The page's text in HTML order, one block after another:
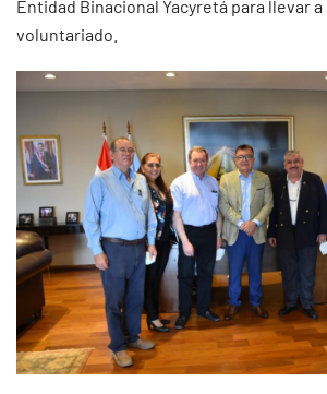
Entidad Binacional Yacyretá para llevar
voluntariado.